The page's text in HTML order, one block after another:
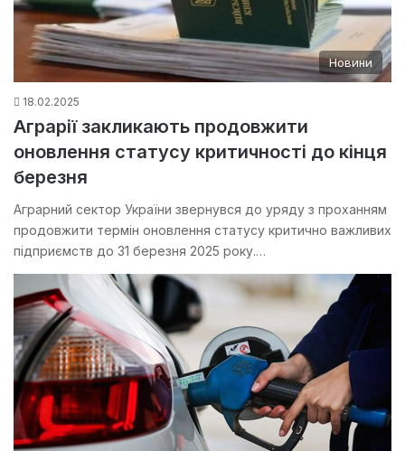
Новини
18.02.2025
Аграрії закликають продовжити
оновлення статусу критичності до кінця
березня
Аграрний сектор України звернувся до уряду з проханням
продовжити термін оновлення статусу критично важливих
підприємств до 31 березня 2025 року.…